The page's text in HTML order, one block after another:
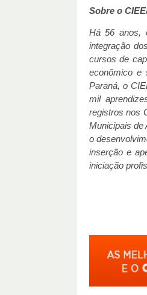
Sobre o
Há 56 anos,
integração
cursos de
econômico e
Paraná, o
mil
registros nos
Municipais de
o
inserção e
iniciação